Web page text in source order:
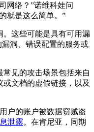
网络？”诺维科娃问
就是这么简单。”
。这些可能是具有可用漏
洞、错误配置的服务或
见的攻击场景包括来自
文档的虚假链接，以及
户的账户被数据窃贼盗
泄露。在肯尼亚，同期